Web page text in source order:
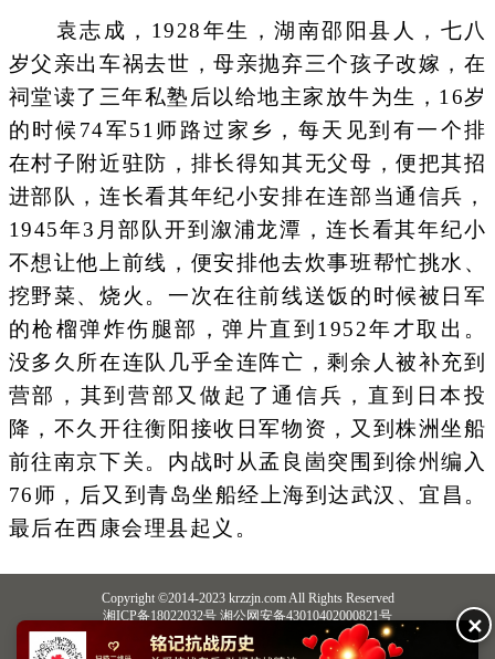
袁志成，1928年生，湖南邵阳县人，七八
岁父亲出车祸去世，母亲抛弃三个孩子改嫁，在
祠堂读了三年私塾后以给地主家放牛为生，16岁
的时候74军51师路过家乡，每天见到有一个排
在村子附近驻防，排长得知其无父母，便把其招
进部队，连长看其年纪小安排在连部当通信兵，
1945年3月部队开到溆浦龙潭，连长看其年纪小
不想让他上前线，便安排他去炊事班帮忙挑水、
挖野菜、烧火。一次在往前线送饭的时候被日军
的枪榴弹炸伤腿部，弹片直到1952年才取出。
没多久所在连队几乎全连阵亡，剩余人被补充到
营部，其到营部又做起了通信兵，直到日本投
降，不久开往衡阳接收日军物资，又到株洲坐船
前往南京下关。内战时从孟良崮突围到徐州编入
76师，后又到青岛坐船经上海到达武汉、宜昌。
最后在西康会理县起义。
Copyright ©2014-2023 krzzjn.com All Rights Reserved
湘ICP备18022032号 湘公网安备43010402000821号
中央网信办违法和不良信息举报中心
长沙市互联网违法和不良信息举报中心
不良信息举报电话：0731-85531328 19198230121（微信同号）
✕